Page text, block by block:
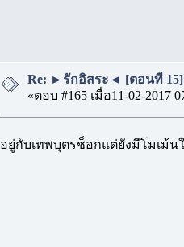
Re: ►รักอิสระ◄ [ตอนที่ 15]
«ตอบ #165 เมื่อ11-02-2017
อยู่กับเทพบุตรช็อกแต่ยังมีโมเม้